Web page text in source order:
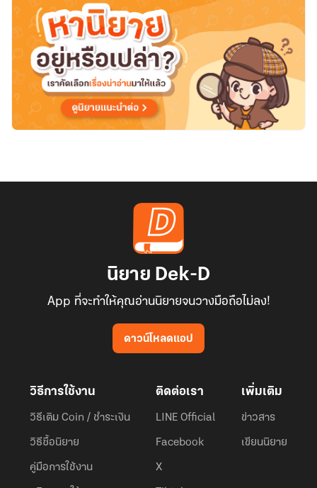
นิยาย Dek-D
App ที่จะทำให้คุณอ่านนิยายจนวางมือถือไม่ลง!
ดาวน์โหลดแอป
วิธีการใช้งาน
วิธีเติม Coin / ชำระเงิน
วิธีซื้อนิยาย
คู่มือการใช้งาน
ติดต่อเรา
LINE Official
Facebook
X
เพิ่มเติม
ข่าวสาร
เขียนนิยาย